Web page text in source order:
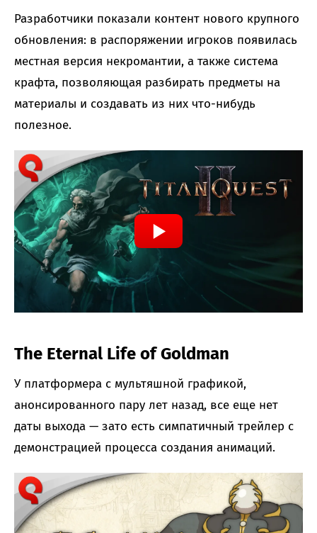
Разработчики показали контент нового крупного
обновления: в распоряжении игроков появилась
местная версия некромантии, а также система
крафта, позволяющая разбирать предметы на
материалы и создавать из них что-нибудь
полезное.
The Eternal Life of Goldman
У платформера с мультяшной графикой,
анонсированного пару лет назад, все еще нет
даты выхода — зато есть симпатичный трейлер с
демонстрацией процесса создания анимаций.